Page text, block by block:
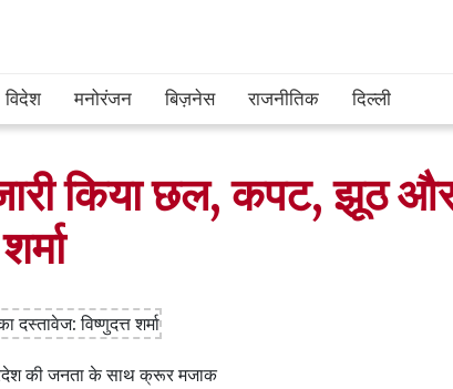
विदेश मनोरंजन बिज़नेस राजनीतिक दिल्ली
किया छल, कपट, झूठ
की जनता के साथ क्रूर मजाक